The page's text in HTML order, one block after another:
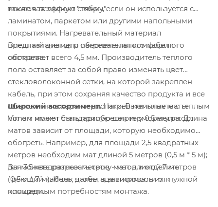
исключая эффект "зебры".
также в песчаную стяжку, если он используется с
ламинатом, паркетом или другими напольными
покрытиями. Нагревательный материал
предназначен для обеспечения комфортного
обогрева.
Внешний диаметр нагревательного кабеля
составляет всего 4,5 мм. Производитель теплого
пола оставляет за собой право изменять цвет
стекловолоконной сетки, на которой закреплен
кабель, при этом сохраняя качество продукта и все
объявленные характеристики. В комплекте с теплым
полом может быть приобретен терморегулятор.
Широкий ассортимент.Нагревательные маты
Vimarr имеют стандартную ширину 0,5 метра. Длина
матов зависит от площади, которую необходимо
обогреть. Например, для площади 2,5 квадратных
метров необходим мат длиной 5 метров (0,5 м * 5 м);
для 3,5 квадратных метров - мат длиной 7 метров
(0,5 м * 7 м). И так далее, в зависимости от нужной
площади.
Вы можете разрезать сетку матов и отделить
греющий кабель, чтобы адаптировать их к
конкретным потребностям монтажа.